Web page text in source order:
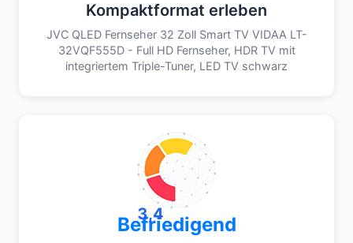
Kompaktformat erleben
JVC QLED Fernseher 32 Zoll Smart TV VIDAA LT-
32VQF555D - Full HD Fernseher, HDR TV mit
integriertem Triple-Tuner, LED TV schwarz
3,4
Befriedigend